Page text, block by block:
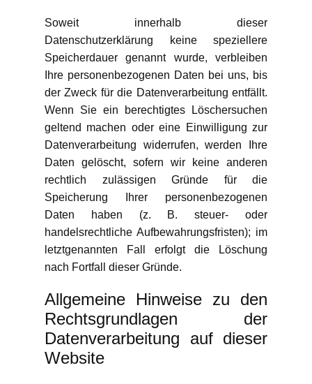
Soweit innerhalb dieser
Datenschutzerklärung keine speziellere
Speicherdauer genannt wurde, verbleiben
Ihre personenbezogenen Daten bei uns, bis
der Zweck für die Datenverarbeitung entfällt.
Wenn Sie ein berechtigtes Löschersuchen
geltend machen oder eine Einwilligung zur
Datenverarbeitung widerrufen, werden Ihre
Daten gelöscht, sofern wir keine anderen
rechtlich zulässigen Gründe für die
Speicherung Ihrer personenbezogenen
Daten haben (z. B. steuer- oder
handelsrechtliche Aufbewahrungsfristen); im
letztgenannten Fall erfolgt die Löschung
nach Fortfall dieser Gründe.
Allgemeine Hinweise zu den
Rechtsgrundlagen der
Datenverarbeitung auf dieser
Website